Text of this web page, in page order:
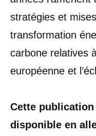
stratégies et
transformation
carbone relatives
européenne et
Cette
disponible en